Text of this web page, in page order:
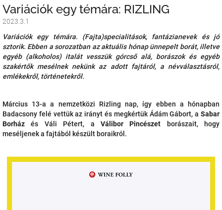
Variációk egy témára: RIZLING
2023.3.1
Variációk egy témára. (Fajta)specialitások, fantázianevek és jó
sztorik. Ebben a sorozatban az aktuális hónap ünnepelt borát, illetve
egyéb (alkoholos) italát vesszük górcső alá, borászok és egyéb
szakértők mesélnek nekünk az adott fajtáról, a névválasztásról,
emlékekről, történetekről.
Március 13-a a nemzetközi Rizling nap, így ebben a hónapban
Badacsony felé vettük az irányt és megkértük Ádám Gábort, a Sabar
Borház és Váli Pétert, a Válibor Pincészet borászait, hogy
meséljenek a fajtából készült boraikról.